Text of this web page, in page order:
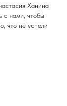
Ханина
с нами, чтобы
что не успели